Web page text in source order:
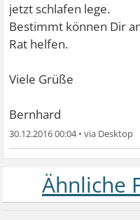
jetzt schlafen lege.
Bestimmt können Dir
Rat helfen.
Viele Grüße
Bernhard
30.12.2016 00:04•